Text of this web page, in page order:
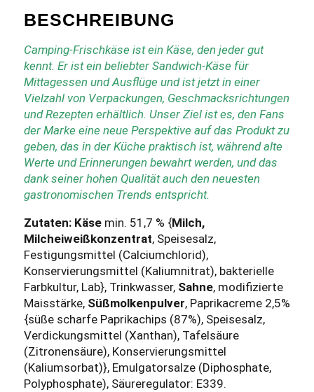
BESCHREIBUNG
Camping-Frischkäse ist ein Käse, den jeder gut
kennt. Er ist ein beliebter Sandwich-Käse für
Mittagessen und Ausflüge und ist jetzt in einer
Vielzahl von Verpackungen, Geschmacksrichtungen
und Rezepten erhältlich. Unser Ziel ist es, den Fans
der Marke eine neue Perspektive auf das Produkt zu
geben, das in der Küche praktisch ist, während alte
Werte und Erinnerungen bewahrt werden, und das
dank seiner hohen Qualität auch den neuesten
gastronomischen Trends entspricht.
Zutaten: Käse min. 51,7 % {Milch,
Milcheiweißkonzentrat, Speisesalz,
Festigungsmittel (Calciumchlorid),
Konservierungsmittel (Kaliumnitrat), bakterielle
Farbkultur, Lab}, Trinkwasser, Sahne, modifizierte
Maisstärke, Süßmolkenpulver, Paprikacreme 2,5%
{süße scharfe Paprikachips (87%), Speisesalz,
Verdickungsmittel (Xanthan), Tafelsäure
(Zitronensäure), Konservierungsmittel
(Kaliumsorbat)}, Emulgatorsalze (Diphosphate,
Polyphosphate), Säureregulator: E339.